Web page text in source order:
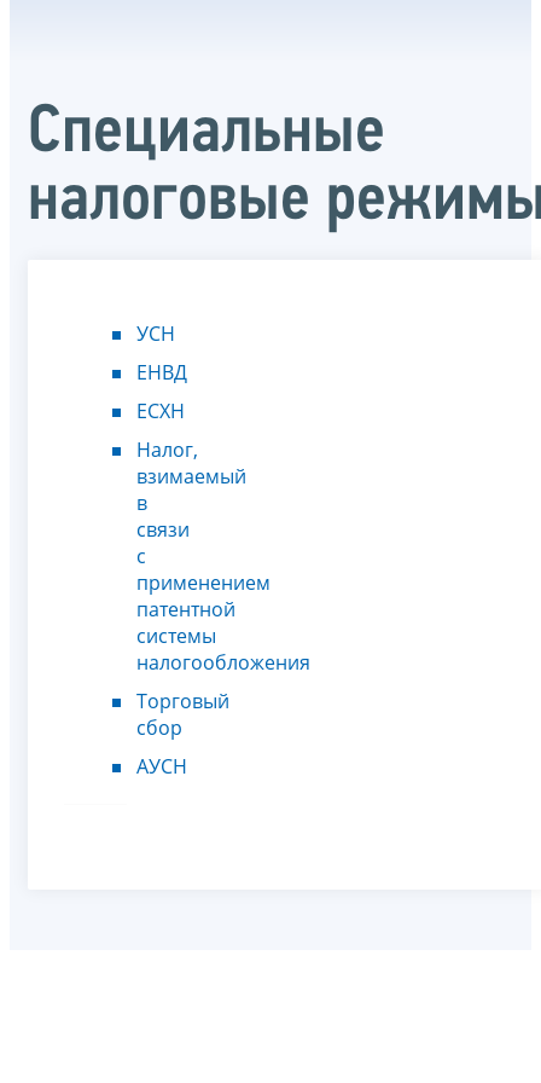
Специальные
налоговые
УСН
ЕНВД
ЕСХН
Налог,
взимаемый
в
связи
с
применением
патентной
системы
налогообложения
Торговый
сбор
АУСН